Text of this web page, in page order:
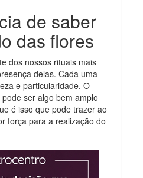
de saber
das flores
dos nossos rituais mais
delas. Cada uma
e particularidade. O
pode ser algo bem amplo
é isso que pode trazer ao
força para a realização do